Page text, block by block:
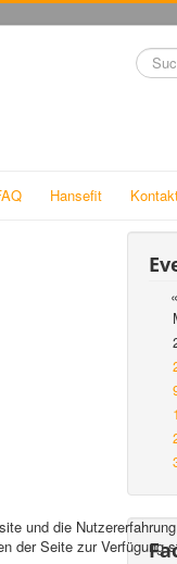
...
Hansefit
«
und die
der Seite zur Verfügung